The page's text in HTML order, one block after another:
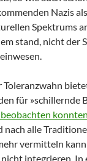
Nazis
Spektrums
stand, nicht der
für »schillernde
konnten
nach alle
vermitteln
integrieren. In